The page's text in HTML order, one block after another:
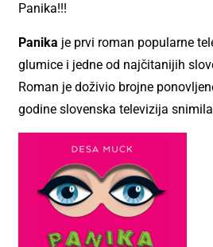
Panika!!!
Panika je prvi roman popularne
glumice i jedne od najčitanijih
Roman je doživio brojne
godine slovenska televizija